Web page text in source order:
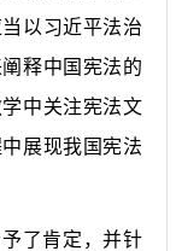
以习近平法治
释中国宪法的
中关注宪法文
展现我国宪法
了肯定，并针